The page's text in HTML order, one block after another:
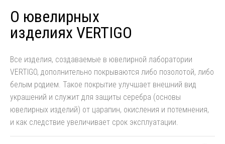
О ювелирных
изделиях VERTIGO
Все изделия, создаваемые в ювелирной лаборатории
VERTIGO, дополнительно покрываются либо позолотой, либо
белым родием. Такое покрытие улучшает внешний вид
украшений и служит для защиты серебра (основы
ювелирных изделий) от царапин, окисления и потемнения,
и как следствие увеличивает срок эксплуатации.